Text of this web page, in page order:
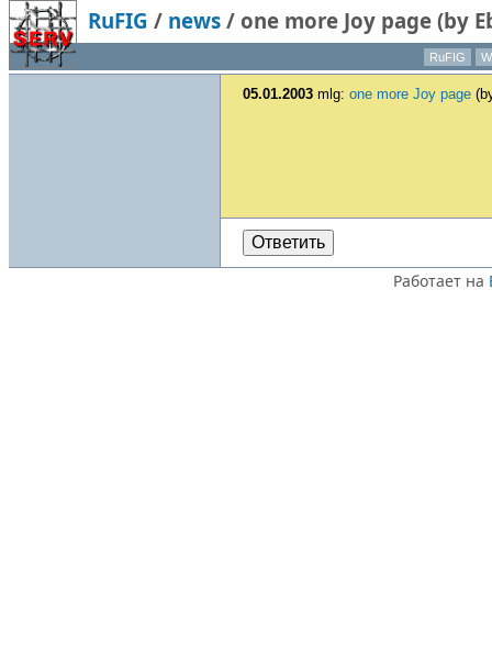
RuFIG / news / one more Joy page (by
RuFIG
05.01.2003 mlg: one more Joy page
Ответить
Работает на